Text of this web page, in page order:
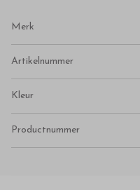
Merk
Artikelnummer
Kleur
Productnummer